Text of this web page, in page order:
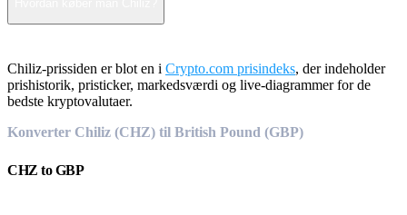
Chiliz-prissiden er blot en i Crypto.com prisindeks, der indeholder
prishistorik, pristicker, markedsværdi og live-diagrammer for de
bedste kryptovalutaer.
Konverter Chiliz (CHZ) til British Pound (GBP)
CHZ toGBP